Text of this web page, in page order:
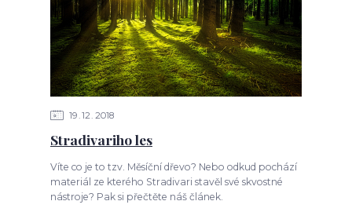
19 12 2018
Stradivariho les
Víte co je to tzv. Měsíční dřevo? Nebo odkud pochází
materiál ze kterého Stradivari stavěl své skvostné
nástroje? Pak si přečtěte náš článek.